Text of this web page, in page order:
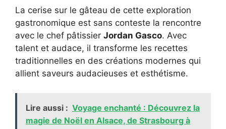
La cerise sur le gâteau de cette exploration
gastronomique est sans conteste la rencontre
avec le chef pâtissier Jordan Gasco. Avec
talent et audace, il transforme les recettes
traditionnelles en des créations modernes qui
allient saveurs audacieuses et esthétisme.
Lire aussi : Voyage enchanté : Découvrez la
magie de Noël en Alsace, de Strasbourg à